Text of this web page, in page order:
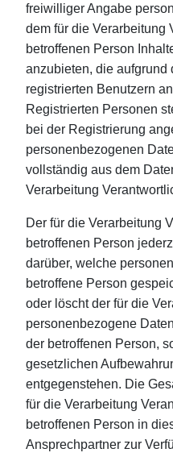
freiwilliger Angabe
dem für die Verarbeitung
betroffenen Person
anzubieten, die aufgrund
registrierten Benutzern
Registrierten Personen
bei der Registrierung
personenbezogenen
vollständig aus dem
Verarbeitung
Der für die Verarbeitung
betroffenen Person
darüber, welche
betroffene Person
oder löscht der für die
personenbezogene
der betroffenen Person,
gesetzlichen
entgegenstehen. Die
für die Verarbeitung
betroffenen Person in
Ansprechpartner zur